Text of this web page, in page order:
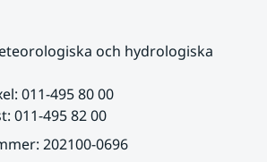
och hydrologiska
011-495 80 00
011-495 82 00
202100-0696